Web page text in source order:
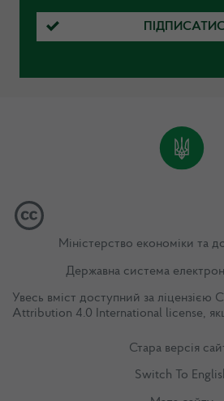
Міністерство економіки та
Державна система
Увесь вміст доступний за ліцензією
Attribution 4.0 International license,
Стара версія
Switch To